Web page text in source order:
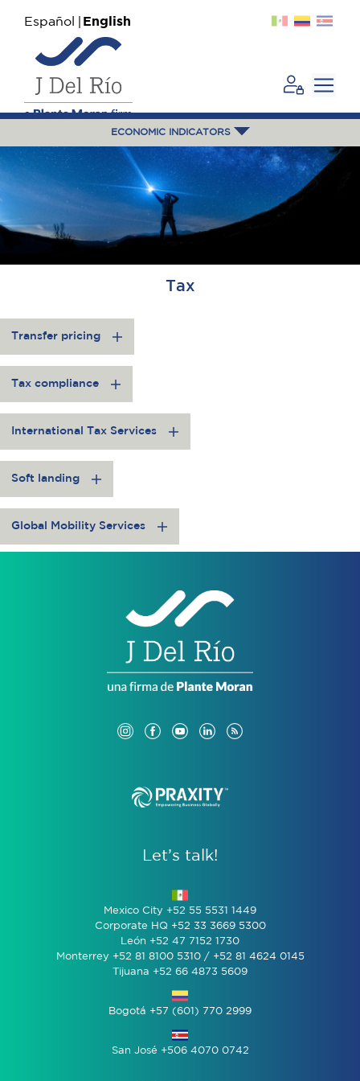
Español English
ECONOMIC INDICATORS
Tax
Transfer pricing
Tax compliance
International Tax Services
Soft landing
Global Mobility Services
Let’s talk!
Mexico City +52 55 5531 1449
Corporate HQ +52 33 3669 5300
León +52 47 7152 1730
Monterrey +52 81 8100 5310 / +52 81 4624 0145
Tijuana +52 66 4873 5609
Bogotá +57 (601) 770 2999
San José +506 4070 0742